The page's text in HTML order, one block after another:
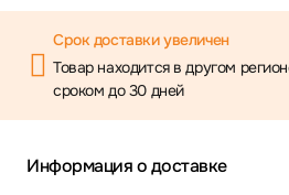
Срок доставки увеличен
Товар находится в другом
сроком до 30 дней
Информация о доставке